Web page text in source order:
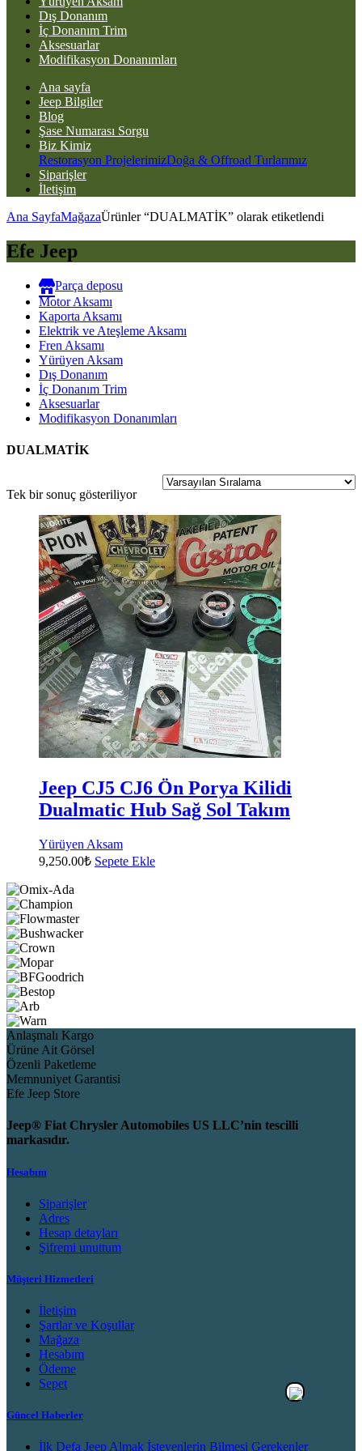
Dış Donanım
İç Donanım Trim
Aksesuarlar
Modifikasyon Donanımları
Ana sayfa
Jeep Bilgiler
Blog
Şase Numarası Sorgu
Biz Kimiz
Restorasyon ProjelerimizDoğa & Offroad Turlarımız
Siparişler
İletişim
Ana SayfaMağazaÜrünler “DUALMATİK” olarak etiketlendi
Efe Jeep
Parça deposu
Motor Aksamı
Kaporta Aksamı
Elektrik ve Ateşleme Aksamı
Fren Aksamı
Yürüyen Aksam
Dış Donanım
İç Donanım Trim
Aksesuarlar
Modifikasyon Donanımları
DUALMATİK
Tek bir sonuç gösteriliyor
Jeep CJ5 CJ6 Ön Porya Kilidi
Dualmatic Hub Sağ Sol Takım
Yürüyen Aksam
9,250.00₺ Sepete Ekle
Anlaşmalı Kargo
Ürüne Ait Görsel
Özenli Paketleme
Memnuniyet Garantisi
Efe Jeep Store
Jeep® Fiat Chrysler Automobiles US LLC’nin tescilli
markasıdır.
Hesabım
Siparişler
Adres
Hesap detayları
Şifremi unuttum
Müşteri Hizmetleri
İletişim
Şartlar ve Koşullar
Mağaza
Hesabım
Ödeme
Sepet
Güncel Haberler
İlk Defa Jeep Almak İsteyenlerin Bilmesi Gerekenler